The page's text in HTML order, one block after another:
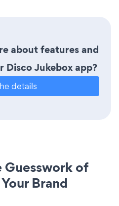
about features and
Jukebox app?
details
Guesswork of
Brand